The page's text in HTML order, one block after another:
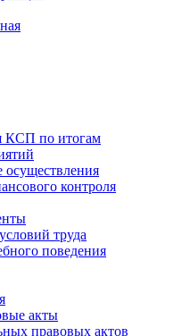
КСП по итогам
контроля
труда
поведения
акты
правовых актов